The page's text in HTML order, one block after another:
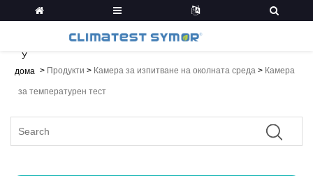
У
дома > Продукти > Камера за изпитване на околната среда > Камера
за температурен тест